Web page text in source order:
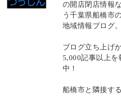
の開店閉店情報
う千葉県船橋市
地域情報ブログ。
ブログ立ち上げ
5,000記事以上
中！
船橋市と隣接す